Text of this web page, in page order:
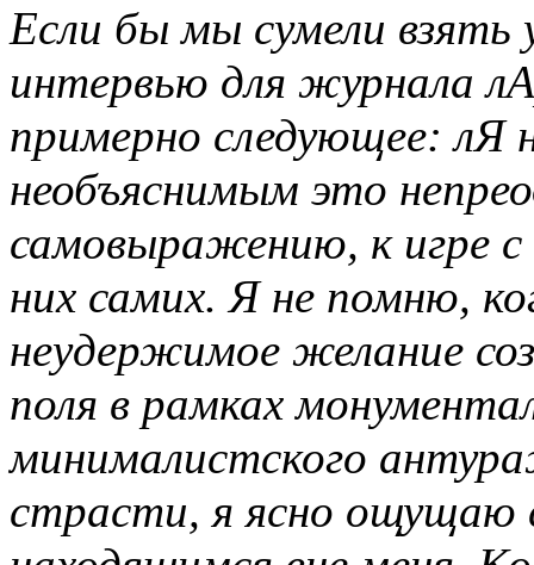
Если бы мы сумели
интервью для журнала
примерно следующее: лЯ
необъяснимым это
самовыражению, к игре
них самих. Я не помню,
неудержимое желание
поля в рамках
минималистского
страсти, я ясно ощущаю